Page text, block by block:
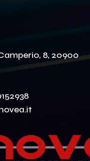
8, 20900